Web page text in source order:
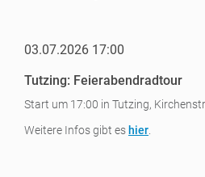
03.07.2026 17:00
Tutzing: Feierabendradtour
Start um 17:00 in Tutzing,
Weitere Infos gibt es hier